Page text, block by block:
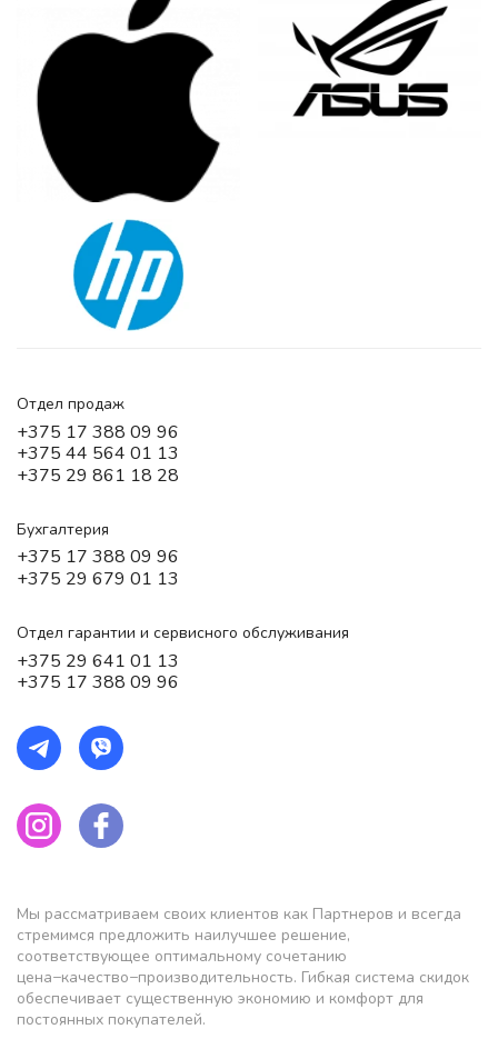
Отдел продаж
+375 17 388 09 96
+375 44 564 01 13
+375 29 861 18 28
Бухгалтерия
+375 17 388 09 96
+375 29 679 01 13
Отдел гарантии и сервисного обслуживания
+375 29 641 01 13
+375 17 388 09 96
Мы рассматриваем своих клиентов как Партнеров и всегда
стремимся предложить наилучшее решение,
соответствующее оптимальному сочетанию
цена−качество−производительность. Гибкая система скидок
обеспечивает существенную экономию и комфорт для
постоянных покупателей.